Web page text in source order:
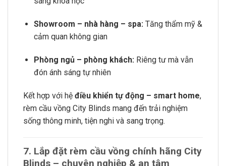
Showroom – nhà hàng – spa:Tăng thẩm mỹ &
cảm quan không gian
Phòng ngủ – phòng khách:Riêng tư mà vẫn
đón ánh sáng tự nhiên
Kết hợp với hệ điều khiển tự động – smart home,
rèm cầu vồng City Blinds mang đến trải nghiệm
sống thông minh, tiện nghi và sang trọng.
7. Lắp đặt rèm cầu vồng chính hãng City
Blinds – chuyên nghiệp & an tâm